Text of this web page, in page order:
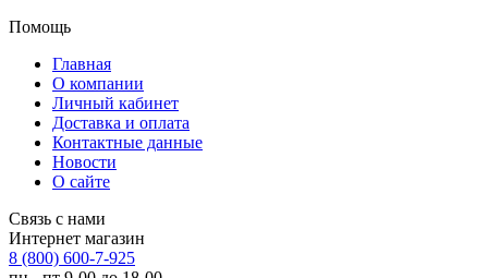
Помощь
Главная
О компании
Личный кабинет
Доставка и оплата
Контактные данные
Новости
О сайте
Связь с нами
Интернет магазин
8 (800) 600-7-925